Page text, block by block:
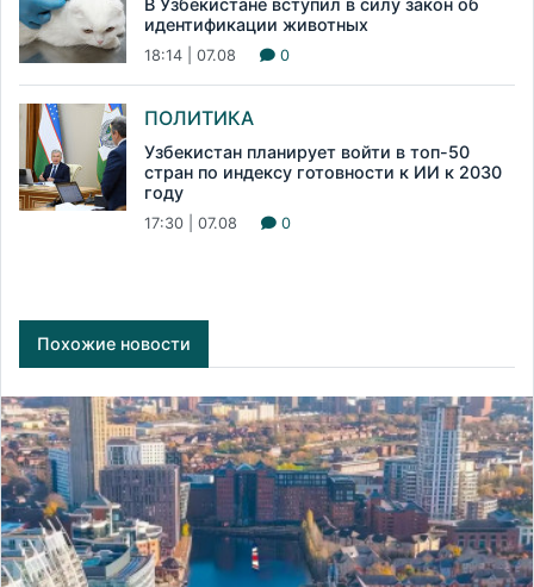
В Узбекистане вступил в силу закон об
идентификации животных
18:14 | 07.08 0
ПОЛИТИКА
Узбекистан планирует войти в топ-50
стран по индексу готовности к ИИ к 2030
году
17:30 | 07.08 0
Похожие новости